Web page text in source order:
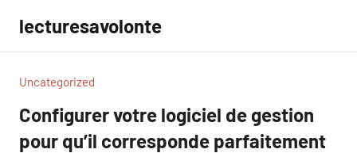
contenu
lecturesavolonte
Uncategorized
Configurer votre logiciel de gestion
pour qu’il corresponde parfaitement